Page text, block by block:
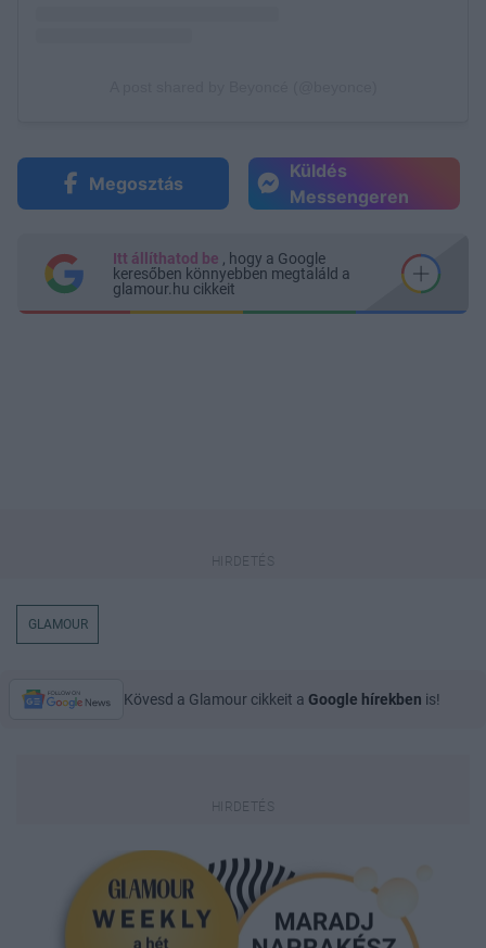
Megosztás
Küldés
Messengeren
Itt állíthatod be , hogy a Google
keresőben könnyebben megtaláld a
glamour.hu cikkeit
GLAMOUR
Kövesd a Glamour cikkeit a Google hírekben is!